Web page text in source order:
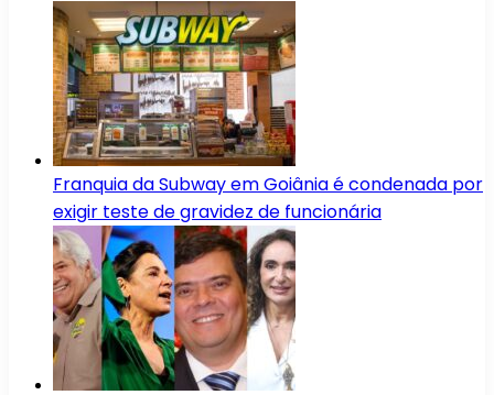
Franquia da Subway em Goiânia é condenada por
exigir teste de gravidez de funcionária